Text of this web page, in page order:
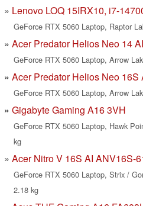
Lenovo LOQ 15IRX10, i7-
GeForce RTX 5060 Laptop, Raptor
Acer Predator Helios Neo 14
GeForce RTX 5060 Laptop, Arrow
Acer Predator Helios Neo
GeForce RTX 5060 Laptop, Arrow
Gigabyte Gaming A16 3VH
GeForce RTX 5060 Laptop, Hawk
kg
Acer Nitro V 16S AI ANV16S-
GeForce RTX 5060 Laptop, Strix /
2.18 kg